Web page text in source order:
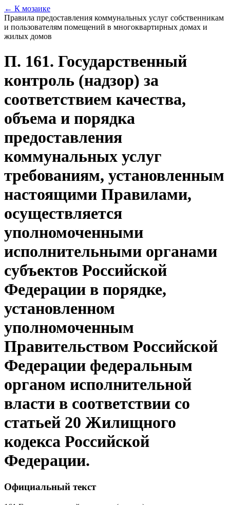
← К мозаике
Правила предоставления коммунальных услуг собственникам
и пользователям помещений в многоквартирных домах и
жилых домов
П. 161. Государственный
контроль (надзор) за
соответствием качества,
объема и порядка
предоставления
коммунальных услуг
требованиям, установленным
настоящими Правилами,
осуществляется
уполномоченными
исполнительными органами
субъектов Российской
Федерации в порядке,
установленном
уполномоченным
Правительством Российской
Федерации федеральным
органом исполнительной
власти в соответствии со
статьей 20 Жилищного
кодекса Российской
Федерации.
Официальный текст